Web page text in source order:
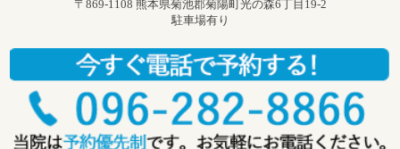
〒869-1108 熊本県菊池郡菊陽町光の森6丁目19-2
駐車場有り